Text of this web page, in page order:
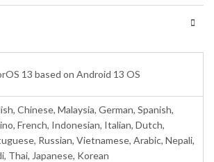
13 based on Android 13 OS
Chinese, Malaysia, German, Spanish,
French, Indonesian, Italian, Dutch,
Russian, Vietnamese, Arabic, Nepali,
Thai, Japanese, Korean